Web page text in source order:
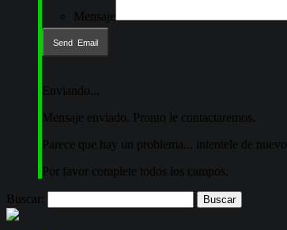
Mensaje
Enviando...
Mensaje enviado. Pronto le contactaremos.
Parece que hay un problema... intentele de nuevo.
Por favor complete todos los campos.
Buscar: